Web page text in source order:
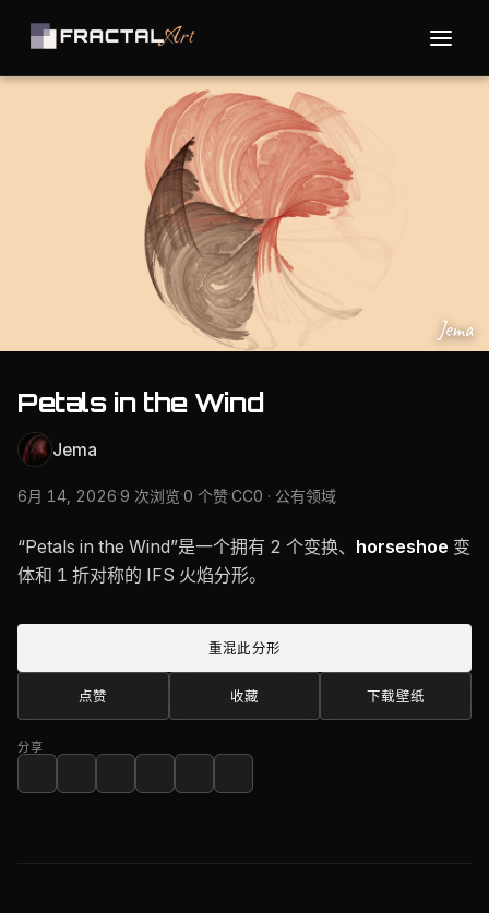
Jema
Petals in the Wind
Jema
6月 14, 2026·9 次浏览·0 个赞·CC0 · 公有领域
“Petals in the Wind”是一个拥有 2 个变换、 horseshoe 变
体和 1 折对称的 IFS 火焰分形。
重混此分形
点赞 收藏 下载壁纸
分享